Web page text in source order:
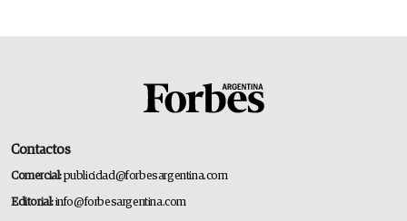
Contactos
Comercial:publicidad@forbesargentina.com
Editorial:info@forbesargentina.com